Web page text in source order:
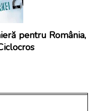
pentru România,